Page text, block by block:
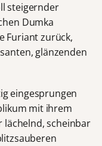
steigernder
Dumka
Furiant zurück,
glänzenden
eingesprungen
mit ihrem
lächelnd, scheinbar